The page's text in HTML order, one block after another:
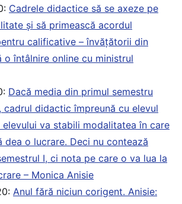
Cadrele didactice să se axeze pe
și să primească acordul
calificative – învățătorii din
o întâlnire online cu ministrul
Dacă media din primul semestru
cadrul didactic împreună cu elevul
elevului va stabili modalitatea în care
dea o lucrare. Deci nu contează
I, ci nota pe care o va lua la
– Monica Anisie
Anul fără niciun corigent. Anisie: